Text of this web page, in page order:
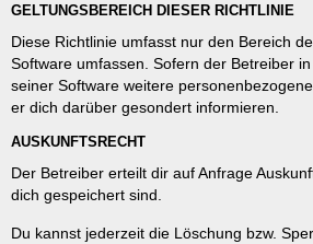
GELTUNGSBEREICH DIESER RICHTLINIE
Diese Richtlinie umfasst nur den Bereich
Software umfassen. Sofern der Betreiber
seiner Software weitere
er dich darüber gesondert informieren.
AUSKUNFTSRECHT
Der Betreiber erteilt dir auf Anfrage
dich gespeichert sind.
Du kannst jederzeit die Löschung bzw.